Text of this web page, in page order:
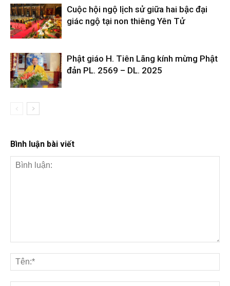
Cuộc hội ngộ lịch sử giữa hai bậc đại
giác ngộ tại non thiêng Yên Tử
Phật giáo H. Tiên Lãng kính mừng Phật
đản PL. 2569 – DL. 2025
Bình luận bài viết